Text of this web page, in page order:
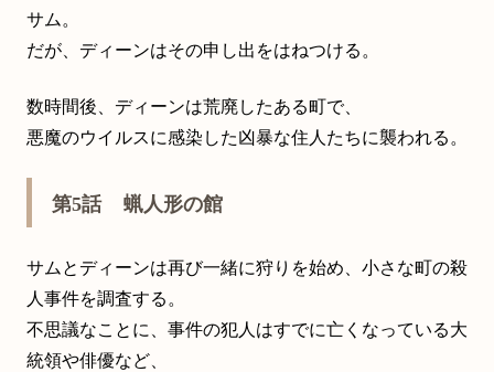
サム。
だが、ディーンはその申し出をはねつける。
数時間後、ディーンは荒廃したある町で、
悪魔のウイルスに感染した凶暴な住人たちに襲われる。
第5話 蝋人形の館
サムとディーンは再び一緒に狩りを始め、小さな町の殺
人事件を調査する。
不思議なことに、事件の犯人はすでに亡くなっている大
統領や俳優など、